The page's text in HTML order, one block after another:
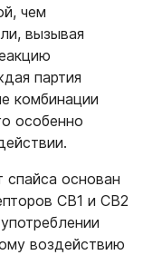
чем
вызывая
партия
комбинации
особенно
спайса основан
CB1 и CB2
воздействию